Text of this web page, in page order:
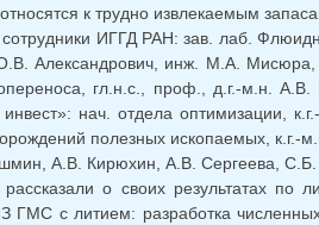
к трудно извлекаемым
ИГГД РАН: зав. лаб.
Александрович, инж. М.А.
гл.н.с., проф., д.г.-м.н. А.В.
нач. отдела оптимизации,
полезных ископаемых, к.г.-
А.В. Кирюхин, А.В. Сергеева, С.Б.
о своих результатах по
ГМС с литием: разработка